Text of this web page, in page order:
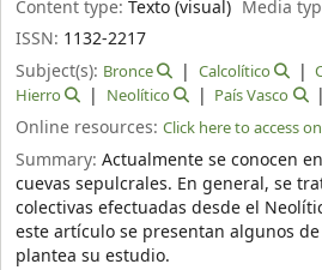
Content type: Texto (visual) Media
ISSN: 1132-2217
Subject(s): Bronce Calcolítico
Hierro
Neolítico País Vasco
Online resources: Click here to access
Summary: Actualmente se conocen
cuevas sepulcrales. En general, se
colectivas efectuadas desde el
este artículo se presentan algunos
plantea su estudio.